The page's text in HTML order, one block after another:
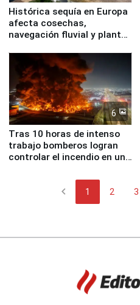
Histórica sequía en Europa
afecta cosechas,
navegación fluvial y plantas
6
Tras 10 horas de intenso
trabajo bomberos logran
controlar el incendio en una
chevron_left 1 2 3